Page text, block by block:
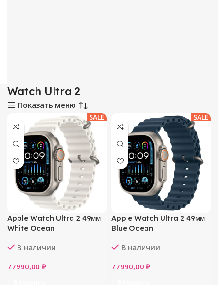
Watch Ultra 2
Показать меню
SALE
Apple Watch Ultra 2 49мм
White Ocean
В наличии
77990,00 ₽
SALE
Apple Watch Ultra 2 49мм
Blue Ocean
В наличии
77990,00 ₽